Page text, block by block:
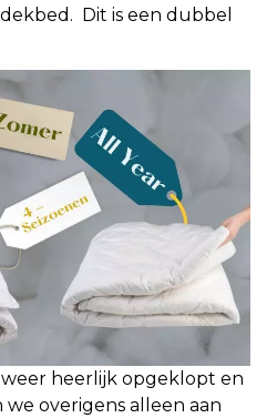
Dit is een dubbel
heerlijk opgeklopt en
we overigens alleen aan